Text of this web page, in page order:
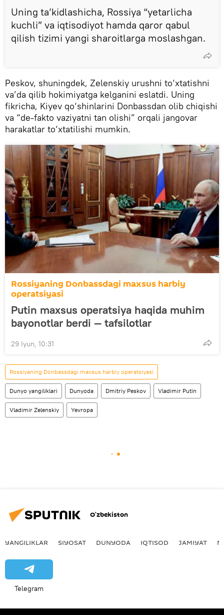
Uning ta’kidlashicha, Rossiya “yetarlicha
kuchli” va iqtisodiyot hamda qaror qabul
qilish tizimi yangi sharoitlarga moslashgan.
Peskov, shuningdek, Zelenskiy urushni to‘xtatishni
va’da qilib hokimiyatga kelganini eslatdi. Uning
fikricha, Kiyev qo‘shinlarini Donbassdan olib chiqishi
va “de-fakto vaziyatni tan olishi” orqali jangovar
harakatlar to‘xtatilishi mumkin.
Rossiyaning Donbassdagi maxsus harbiy
operatsiyasi
Putin maxsus operatsiya haqida muhim
bayonotlar berdi — tafsilotlar
29 Iyun, 10:31
Rossiyaning Donbassdagi maxsus harbiy operatsiyasi
Dunyo yangiliklari Dunyoda Dmitriy Peskov Vladimir Putin
Vladimir Zelenskiy Yevropa
O‘zbekiston
YANGILIKLAR SIYOSAT DUNYODA IQTISOD JAMIYAT
Telegram